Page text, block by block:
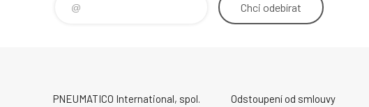
Chci odebírat
PNEUMATICO International, spol. Odstoupení od smlouvy